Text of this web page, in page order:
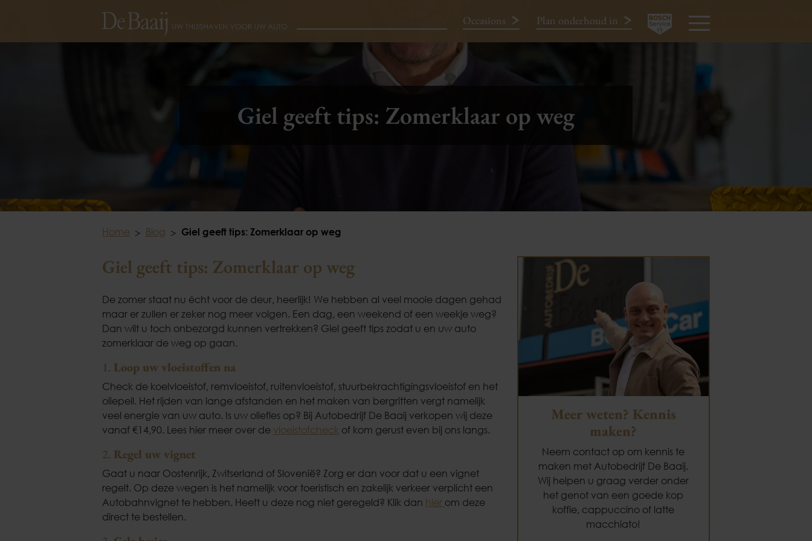
Neem contact op
MENU
Occasions Plan onderhoud in
Giel geeft tips: Zomerklaar op weg
Home Blog Giel geeft tips: Zomerklaar op weg
Giel geeft tips: Zomerklaar op weg
De zomer staat nu écht voor de deur, heerlijk! We hebben al veel mooie dagen gehad
maar er zullen er zeker nog meer volgen. Een dag, een weekend of een weekje weg?
Dan wilt u toch onbezorgd kunnen vertrekken? Giel geeft tips zodat u en uw auto
zomerklaar de weg op gaan.
1. Loop uw vloeistoffen na
Check de koelvloeistof, remvloeistof, ruitenvloeistof, stuurbekrachtigingsvloeistof en het
oliepeil. Het rijden van lange afstanden en het maken van bergritten vergt namelijk
veel energie van uw auto. Is uw oliefles op? Bij Autobedrijf De Baaij verkopen wij deze
vanaf €14,90. Lees hier meer over de vloeistofcheck of kom gerust even bij ons langs.
2. Regel uw vignet
Gaat u naar Oostenrijk, Zwitserland of Slovenië? Zorg er dan voor dat u een vignet
regelt. Op deze wegen is het namelijk voor toeristisch en zakelijk verkeer verplicht een
Autobahnvignet te hebben. Heeft u deze nog niet geregeld? Klik dan hier om deze
direct te bestellen.
Meer weten? Kennis
maken?
Neem contact op om kennis te
maken met Autobedrijf De Baaij.
Wij helpen u graag verder onder
het genot van een goede kop
koffie, cappuccino of latte
macchiato!